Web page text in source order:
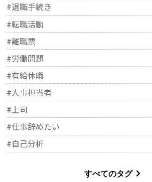
#退職手続き
#転職活動
#離職票
#労働問題
#有給休暇
#人事担当者
#上司
#仕事辞めたい
#自己分析
すべてのタグ